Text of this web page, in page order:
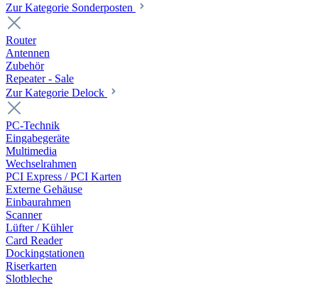
Zur Kategorie Sonderposten
Router
Antennen
Zubehör
Repeater - Sale
Zur Kategorie Delock
PC-Technik
Eingabegeräte
Multimedia
Wechselrahmen
PCI Express / PCI Karten
Externe Gehäuse
Einbaurahmen
Scanner
Lüfter / Kühler
Card Reader
Dockingstationen
Riserkarten
Slotbleche